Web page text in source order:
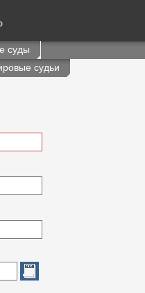
суды
судьи